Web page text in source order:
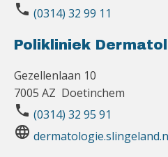
phone (0314) 32 99 11
Polikliniek
Gezellenlaan 10
7005 AZ Doetinchem
phone (0314) 32 95 91
language